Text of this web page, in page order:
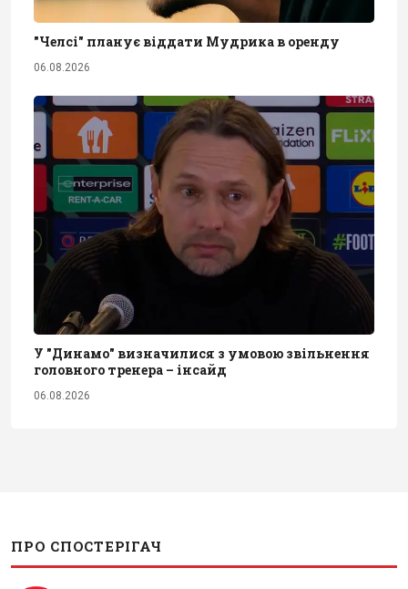
"Челсі" планує віддати Мудрика в оренду
06.08.2026
У "Динамо" визначилися з умовою звільнення
головного тренера – інсайд
06.08.2026
ПРО СПОСТЕРІГАЧ